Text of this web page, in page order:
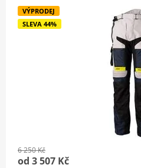
VÝPRODEJ
SLEVA 44%
6 250 Kč
od 3 507 Kč